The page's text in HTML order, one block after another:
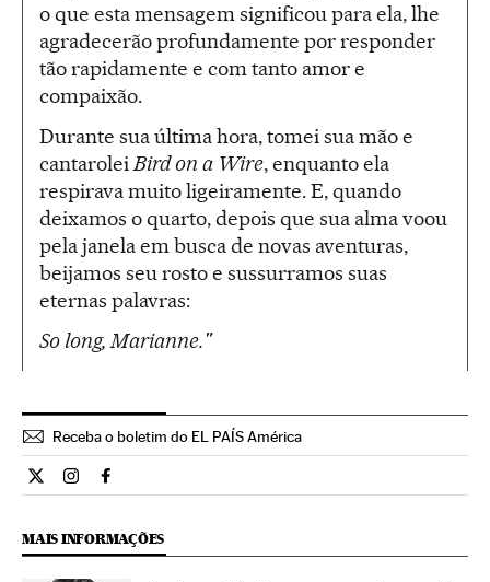
o que esta mensagem significou para ela, lhe
agradecerão profundamente por responder
tão rapidamente e com tanto amor e
compaixão.
Durante sua última hora, tomei sua mão e
cantaroleiBird on a Wire, enquanto ela
respirava muito ligeiramente. E, quando
deixamos o quarto, depois que sua alma voou
pela janela em busca de novas aventuras,
beijamos seu rosto e sussurramos suas
eternas palavras:
So long, Marianne."
Receba o boletim do EL PAÍS América
Cultura El País Brasil en Twitter
Cultura El País Brasil en Instagram
Cultura El País Brasil en Facebook
MAIS INFORMAÇÕES